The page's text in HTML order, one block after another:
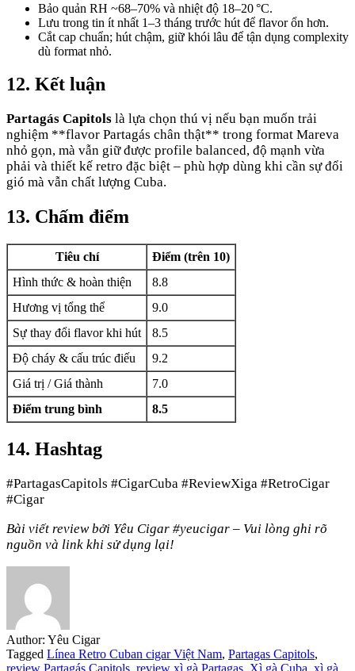
Bảo quản RH ~68–70% và nhiệt độ 18–20 °C.
Lưu trong tin ít nhất 1–3 tháng trước hút để flavor ổn hơn.
Cắt cap chuẩn; hút chậm, giữ khói lâu để tận dụng complexity
dù format nhỏ.
12. Kết luận
Partagás Capitols là lựa chọn thú vị nếu bạn muốn trải
nghiệm **flavor Partagás chân thật** trong format Mareva
nhỏ gọn, mà vẫn giữ được profile balanced, độ mạnh vừa
phải và thiết kế retro đặc biệt – phù hợp dùng khi cần sự đổi
gió mà vẫn chất lượng Cuba.
13. Chấm điểm
Tiêu chí
Điểm (trên 10)
Hình thức & hoàn thiện
8.8
Hương vị tổng thể
9.0
Sự thay đổi flavor khi hút
8.5
Độ cháy & cấu trúc điếu
9.2
Giá trị / Giá thành
7.0
Điểm trung bình
8.5
14. Hashtag
#PartagasCapitols #CigarCuba #ReviewXiga #RetroCigar
#Cigar
Bài viết review bởi Yêu Cigar #yeucigar – Vui lòng ghi rõ
nguồn và link khi sử dụng lại!
Author: Yêu Cigar
Tagged Línea Retro Cuban cigar Việt Nam, Partagas Capitols,
review Partagás Capitols review xì gà Partagas Xì gà Cuba xì gà